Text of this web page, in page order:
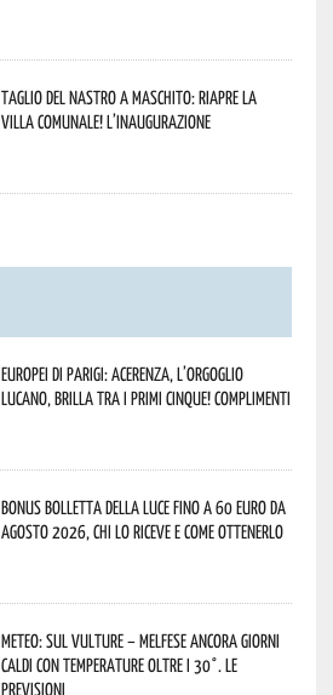
Taglio del nastro a Maschito: riapre la
Villa Comunale! L’inaugurazione
Europei di Parigi: Acerenza, l’orgoglio
lucano, brilla tra i primi cinque! Complimenti
Bonus bolletta della luce fino a 60 euro da
agosto 2026, chi lo riceve e come ottenerlo
Meteo: sul Vulture – melfese ancora giorni
caldi con temperature oltre i 30°. Le
previsioni